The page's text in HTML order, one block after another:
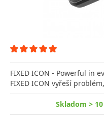
FIXED ICON - Powerful in
FIXED ICON vyřeší problém,
Skladom >